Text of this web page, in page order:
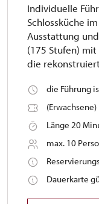
Individuelle
Schlossküche
Ausstattung und
(175 Stufen)
die
die Führung
(Erwachsene)
Länge 20
max. 10
Dauerkarte